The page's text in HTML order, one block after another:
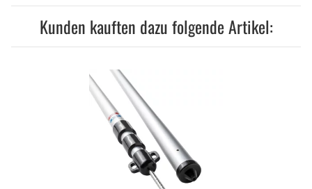
Kunden kauften dazu folgende Artikel: